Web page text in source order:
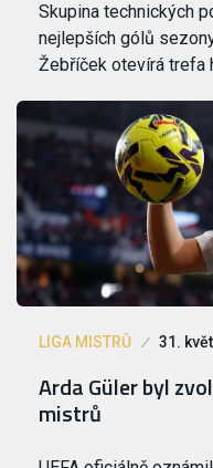
Skupina technických
nejlepších gólů
Žebříček otevírá trefa
LIGA MISTRŮ 31.
Arda Güler byl
mistrů